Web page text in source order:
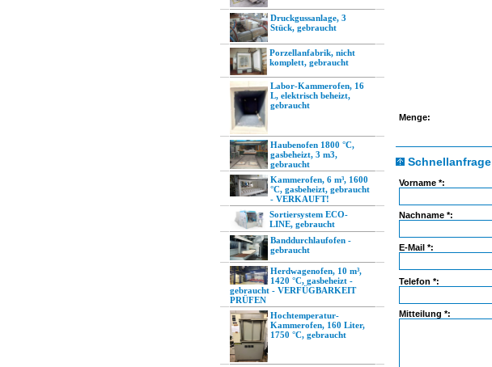
Druckgussanlage, 3
Stück, gebraucht
Porzellanfabrik, nicht
komplett, gebraucht
Labor-Kammerofen, 16
L, elektrisch beheizt,
gebraucht
Haubenofen 1800 °C,
gasbeheizt, 3 m3,
gebraucht
Kammerofen, 6 m³, 1600
°C, gasbeheizt, gebraucht
- VERKAUFT!
Sortiersystem ECO-
LINE, gebraucht
Banddurchlaufofen -
gebraucht
Herdwagenofen, 10 m³,
1420 °C, gasbeheizt -
gebraucht - VERFÜGBARKEIT
PRÜFEN
Hochtemperatur-
Kammerofen, 160 Liter,
1750 °C, gebraucht
Menge:
Schnellanfrage
Vorname *:
Nachname *:
E-Mail *:
Telefon *:
Mitteilung *: